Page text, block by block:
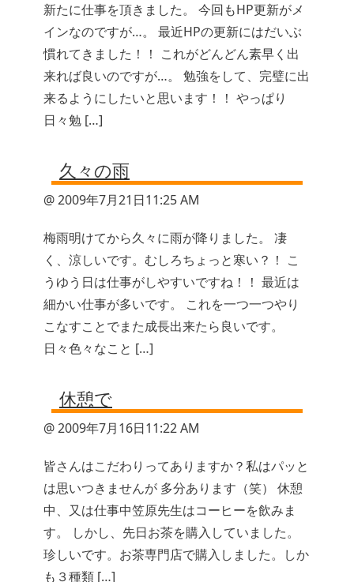
新たに仕事を頂きました。 今回もHP更新がメ
インなのですが…。 最近HPの更新にはだいぶ
慣れてきました！！ これがどんどん素早く出
来れば良いのですが…。 勉強をして、完璧に出
来るようにしたいと思います！！ やっぱり
日々勉 […]
久々の雨
@ 2009年7月21日11:25 AM
梅雨明けてから久々に雨が降りました。 凄
く、涼しいです。むしろちょっと寒い？！ こ
うゆう日は仕事がしやすいですね！！ 最近は
細かい仕事が多いです。 これを一つ一つやり
こなすことでまた成長出来たら良いです。
日々色々なこと […]
休憩で
@ 2009年7月16日11:22 AM
皆さんはこだわりってありますか？私はパッと
は思いつきませんが 多分あります（笑） 休憩
中、又は仕事中笠原先生はコーヒーを飲みま
す。 しかし、先日お茶を購入していました。
珍しいです。お茶専門店で購入しました。しか
も３種類 […]